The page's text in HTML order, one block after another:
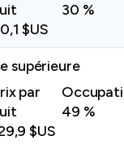
$US
30 %
supérieure
par
$US
49 %